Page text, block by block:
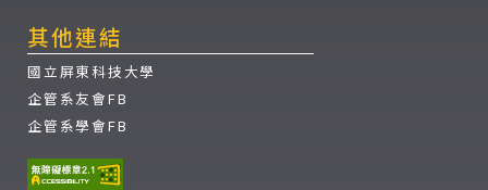
其他連結
國立屏東科技大學
企管系友會FB
企管系學會FB